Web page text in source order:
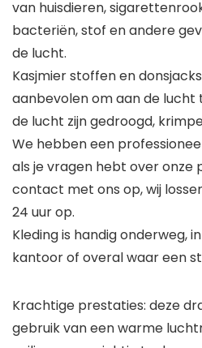
van huisdieren,
bacteriën, stof en andere
de lucht.
Kasjmier stoffen en
aanbevolen om aan de lucht
de lucht zijn gedroogd,
We hebben een
als je vragen hebt over onze
contact met ons op, wij
24 uur op.
Kleding is handig onderweg,
kantoor of overal waar een
Krachtige prestaties: deze
gebruik van een warme